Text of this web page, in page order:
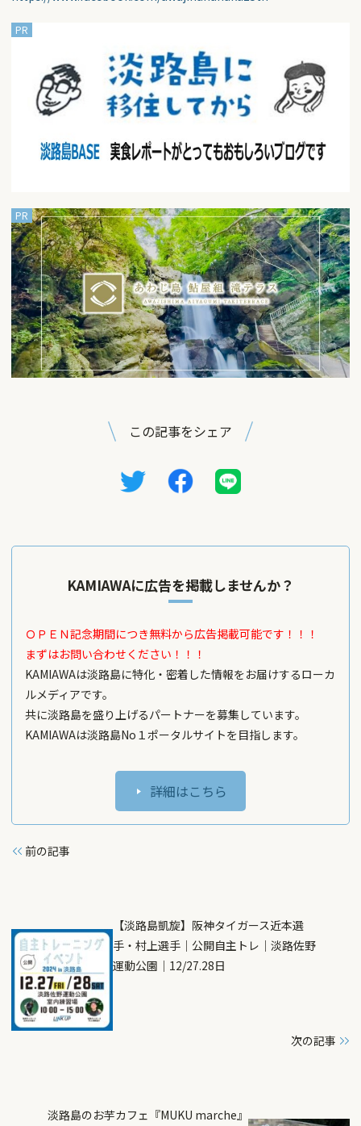
この記事をシェア
KAMIAWAに広告を掲載しませんか？
ＯＰＥＮ記念期間につき無料から広告掲載可能です！！！
まずはお問い合わせください！！！
KAMIAWAは淡路島に特化・密着した情報をお届けするローカ
ルメディアです。
共に淡路島を盛り上げるパートナーを募集しています。
KAMIAWAは淡路島No１ポータルサイトを目指します。
詳細はこちら
前の記事
【淡路島凱旋】阪神タイガース近本選
手・村上選手｜公開自主トレ｜淡路佐野
運動公園｜12/27.28日
次の記事
淡路島のお芋カフェ『MUKU marche』